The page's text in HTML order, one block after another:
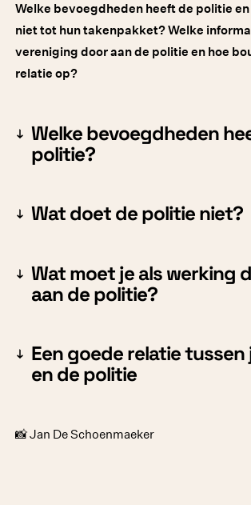
Welke bevoegdheden heeft de politie
niet tot hun takenpakket? Welke
vereniging door aan de politie en hoe
relatie op?
Welke bevoegdheden
politie?
Wat doet de politie niet?
Wat moet je als werking
aan de politie?
Een goede relatie
en de politie
📸 Jan De Schoenmaeker